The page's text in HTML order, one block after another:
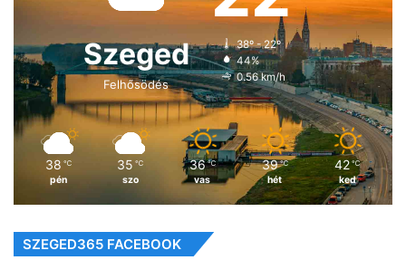
Szeged
Felhősödés
38º - 22º
44%
0.56 km/h
38 ℃
pén
35 ℃
szo
36 ℃
vas
39 ℃
hét
42 ℃
ked
SZEGED365 FACEBOOK